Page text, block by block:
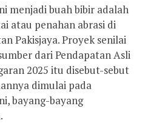
menjadi buah bibir adalah
atau penahan abrasi di
Pakisjaya. Proyek senilai
dari Pendapatan Asli
2025 itu disebut-sebut
dimulai pada
bayang-bayang